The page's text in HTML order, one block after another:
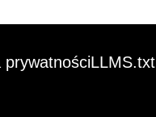
prywatnościLLMS.txt